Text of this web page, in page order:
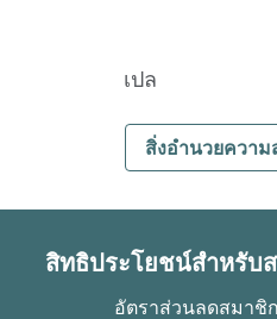
เปล
สิ่งอํานวยควา
สิทธิประโยชน์สำหรับ
อัตราส่วนลดสมาชิ